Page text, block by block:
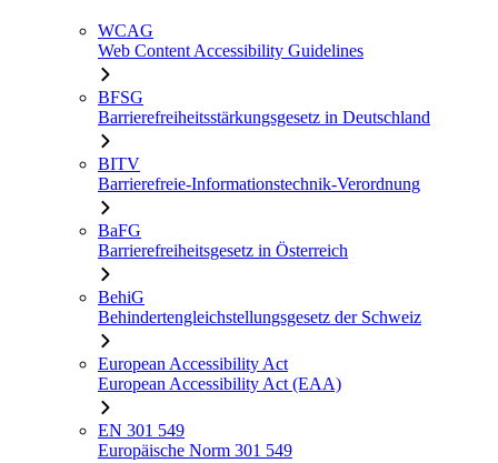
WCAG
Web Content Accessibility Guidelines
BFSG
Barrierefreiheitsstärkungsgesetz in Deutschland
BITV
Barrierefreie-Informationstechnik-Verordnung
BaFG
Barrierefreiheitsgesetz in Österreich
BehiG
Behindertengleichstellungsgesetz der Schweiz
European Accessibility Act
European Accessibility Act (EAA)
EN 301 549
Europäische Norm 301 549